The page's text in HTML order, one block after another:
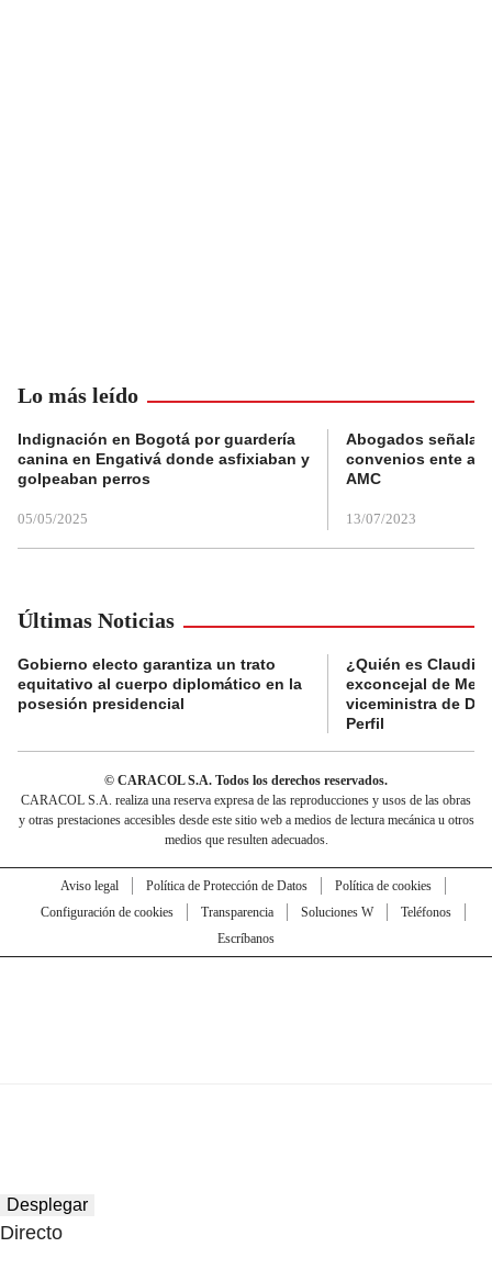
Lo más leído
Indignación en Bogotá por guardería
canina en Engativá donde asfixiaban y
golpeaban perros
05/05/2025
Abogados
convenios ente
AMC
13/07/2023
Últimas Noticias
Gobierno electo garantiza un trato
equitativo al cuerpo diplomático en la
posesión presidencial
¿Quién es Claudia
exconcejal de
viceministra de
Perfil
© CARACOL S.A. Todos los derechos reservados.
CARACOL S.A. realiza una reserva expresa de las reproducciones y usos de las obras
y otras prestaciones accesibles desde este sitio web a medios de lectura mecánica u otros
medios que resulten adecuados.
Aviso legal Política de Protección de Datos
Política de cookies
Configuración de cookies
Transparencia Soluciones W
Teléfonos
Escríbanos
Desplegar
Directo